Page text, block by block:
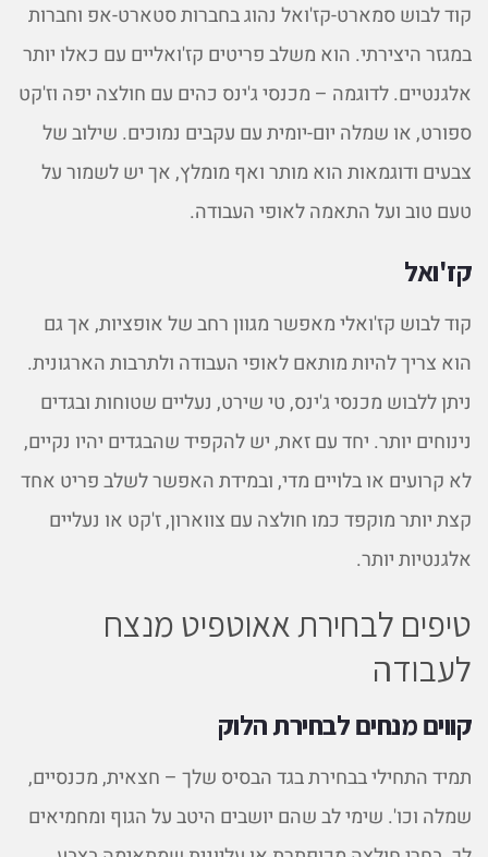
קוד לבוש סמארט-קז'ואל נהוג בחברות סטארט-אפ וחברות
במגזר היצירתי. הוא משלב פריטים קז'ואליים עם כאלו יותר
אלגנטיים. לדוגמה – מכנסי ג'ינס כהים עם חולצה יפה וז'קט
ספורט, או שמלה יום-יומית עם עקבים נמוכים. שילוב של
צבעים ודוגמאות הוא מותר ואף מומלץ, אך יש לשמור על
טעם טוב ועל התאמה לאופי העבודה.
קז'ואל
קוד לבוש קז'ואלי מאפשר מגוון רחב של אופציות, אך גם
הוא צריך להיות מותאם לאופי העבודה ולתרבות הארגונית.
ניתן ללבוש מכנסי ג'ינס, טי שירט, נעליים שטוחות ובגדים
נינוחים יותר. יחד עם זאת, יש להקפיד שהבגדים יהיו נקיים,
לא קרועים או בלויים מדי, ובמידת האפשר לשלב פריט אחד
קצת יותר מוקפד כמו חולצה עם צווארון, ז'קט או נעליים
אלגנטיות יותר.
טיפים לבחירת אאוטפיט מנצח
לעבודה
קווים מנחים לבחירת הלוק
תמיד התחילי בבחירת בגד הבסיס שלך – חצאית, מכנסיים,
שמלה וכו'. שימי לב שהם יושבים היטב על הגוף ומחמיאים